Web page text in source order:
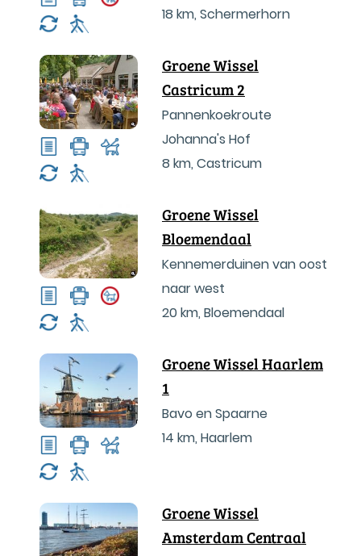
18 km, Schermerhorn
Groene Wissel
Castricum 2
Pannenkoekroute
Johanna's Hof
8 km, Castricum
Groene Wissel
Bloemendaal
Kennemerduinen van oost
naar west
20 km, Bloemendaal
Groene Wissel Haarlem
1
Bavo en Spaarne
14 km, Haarlem
Groene Wissel
Amsterdam Centraal